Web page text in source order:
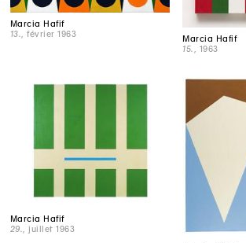
Marcia Hafif
13.
, février 1963
Marcia Hafif
15.
, 1963
Marcia Hafif
29.
, juillet 1963